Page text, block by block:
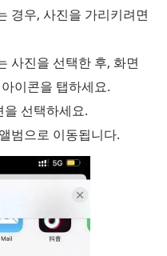
경우, 사진을 가리키려면
사진을 선택한 후, 화면
이콘을 탭하세요.
선택하세요.
범으로 이동됩니다.